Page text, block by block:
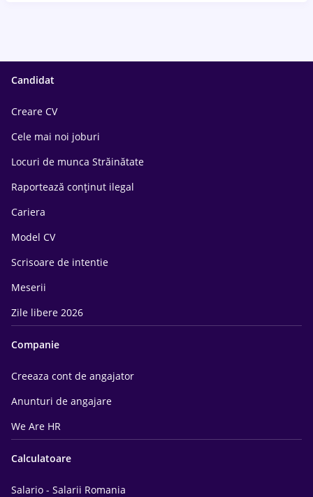
Candidat
Creare CV
Cele mai noi joburi
Locuri de munca Străinătate
Raportează conținut ilegal
Cariera
Model CV
Scrisoare de intentie
Meserii
Zile libere 2026
Companie
Creeaza cont de angajator
Anunturi de angajare
We Are HR
Calculatoare
Salario - Salarii Romania